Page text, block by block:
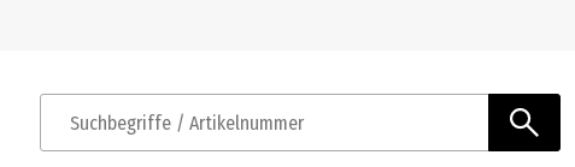
Suchbegriffe / Artikelnummer